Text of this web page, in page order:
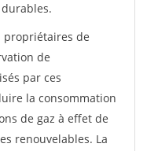
propriétaires de
de
par ces
la consommation
de gaz à effet de
renouvelables. La